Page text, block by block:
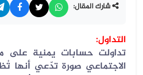
شارك المقال:
التداول:
تداولت حسابات يمنية على
الاجتماعي صورة تدّعي أنها